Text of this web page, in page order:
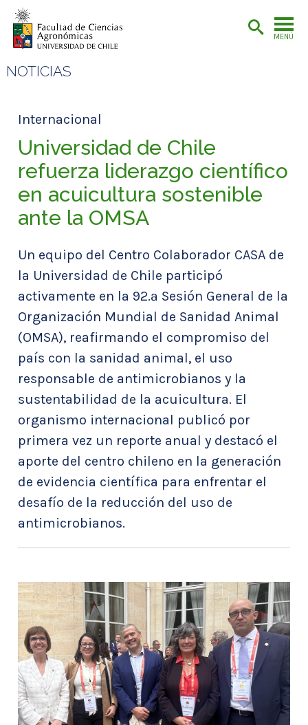
MENÚ
NOTICIAS
Internacional
Universidad de Chile
refuerza liderazgo científico
en acuicultura sostenible
ante la OMSA
Un equipo del Centro Colaborador CASA de
la Universidad de Chile participó
activamente en la 92.ª Sesión General de la
Organización Mundial de Sanidad Animal
(OMSA), reafirmando el compromiso del
país con la sanidad animal, el uso
responsable de antimicrobianos y la
sustentabilidad de la acuicultura. El
organismo internacional publicó por
primera vez un reporte anual y destacó el
aporte del centro chileno en la generación
de evidencia científica para enfrentar el
desafío de la reducción del uso de
antimicrobianos.